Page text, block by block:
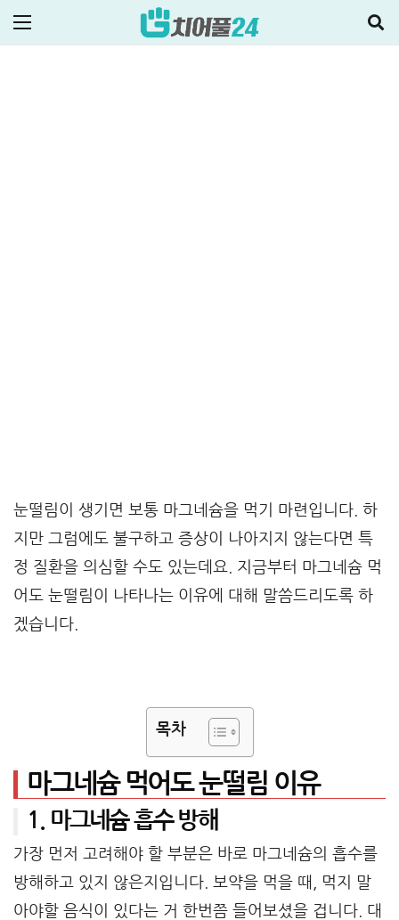
2021-12-07
눈떨림이 생기면 보통 마그네슘을 먹기 마련입니다. 하
지만 그럼에도 불구하고 증상이 나아지지 않는다면 특
정 질환을 의심할 수도 있는데요. 지금부터 마그네슘 먹
어도 눈떨림이 나타나는 이유에 대해 말씀드리도록 하
겠습니다.
목차
마그네슘 먹어도 눈떨림 이유
1. 마그네슘 흡수 방해
가장 먼저 고려해야 할 부분은 바로 마그네슘의 흡수를
방해하고 있지 않은지입니다. 보약을 먹을 때, 먹지 말
아야할 음식이 있다는 거 한번쯤 들어보셨을 겁니다. 대